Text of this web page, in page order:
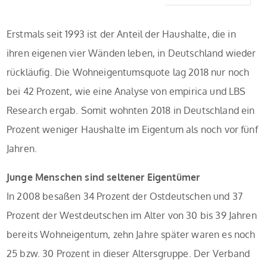
Erstmals seit 1993 ist der Anteil der Haushalte, die in
ihren eigenen vier Wänden leben, in Deutschland wieder
rückläufig. Die Wohneigentumsquote lag 2018 nur noch
bei 42 Prozent, wie eine Analyse von empirica und LBS
Research ergab. Somit wohnten 2018 in Deutschland ein
Prozent weniger Haushalte im Eigentum als noch vor fünf
Jahren.
Junge Menschen sind seltener Eigentümer
In 2008 besaßen 34 Prozent der Ostdeutschen und 37
Prozent der Westdeutschen im Alter von 30 bis 39 Jahren
bereits Wohneigentum, zehn Jahre später waren es noch
25 bzw. 30 Prozent in dieser Altersgruppe. Der Verband